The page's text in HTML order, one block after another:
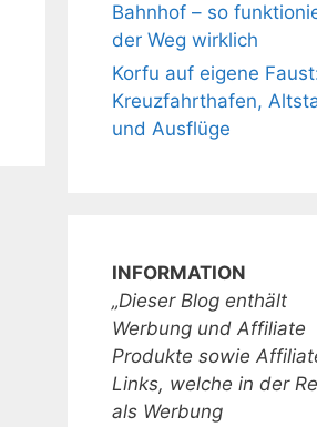
Bahnhof – so
der Weg wirklich
Korfu auf eigene
Kreuzfahrthafen,
und Ausflüge
INFORMATION
„Dieser Blog enthält
Werbung und Affiliate
Produkte sowie
Links, welche in der
als Werbung